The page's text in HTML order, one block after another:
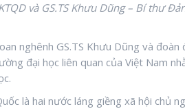
và GS.TS Khưu Dũng – Bí thư
nghênh GS.TS Khưu Dũng và
đại học liên quan của Việt Nam
là hai nước láng giềng xã hội chủ